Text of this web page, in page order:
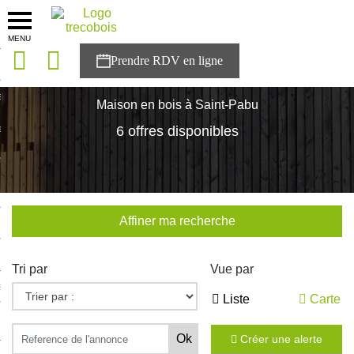
MENU
solutions
Trecobois
à NESTOR
Maison en bois à Saint-Pabu
6 offres disponibles
Affiner ma recherche
Tri par Vue par
Liste Carte
Créer une alerte